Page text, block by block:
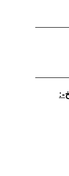
: